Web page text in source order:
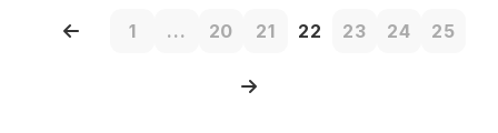
1 ... 20 21 22 23 24 25